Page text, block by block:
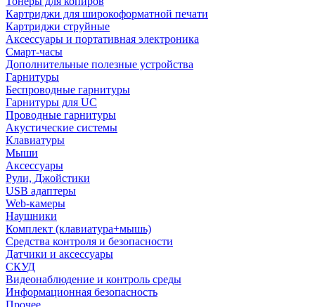
Картриджи для широкоформатной печати
Картриджи струйные
Аксессуары и портативная электроника
Смарт-часы
Дополнительные полезные устройства
Гарнитуры
Беспроводные гарнитуры
Гарнитуры для UC
Проводные гарнитуры
Акустические системы
Клавиатуры
Мыши
Аксессуары
Рули, Джойстики
USB адаптеры
Web-камеры
Наушники
Комплект (клавиатура+мышь)
Средства контроля и безопасности
Датчики и аксессуары
СКУД
Видеонаблюдение и контроль среды
Информационная безопасность
Прочее